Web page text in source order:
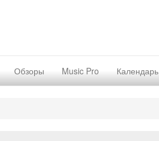
Обзоры Music Pro Календарь